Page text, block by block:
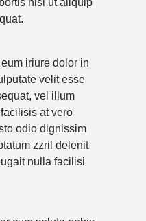
nisl ut aliquip
iriure dolor in
velit esse
vel illum
at vero
odio dignissim
zzril delenit
nulla facilisi